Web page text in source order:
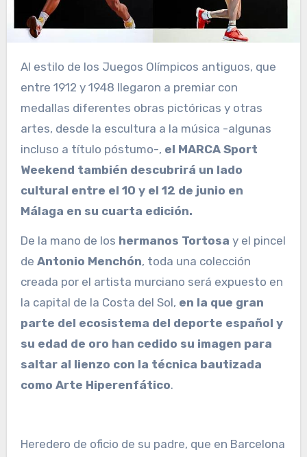
Al estilo de los Juegos Olímpicos antiguos, que
entre 1912 y 1948 llegaron a premiar con
medallas diferentes obras pictóricas y otras
artes, desde la escultura a la música -algunas
incluso a título póstumo-, el MARCA Sport
Weekend también descubrirá un lado
cultural entre el 10 y el 12 de junio en
Málaga en su cuarta edición.
De la mano de los hermanos Tortosa y el pincel
de Antonio Menchón, toda una colección
creada por el artista murciano será expuesto en
la capital de la Costa del Sol, en la que gran
parte del ecosistema del deporte español y
su edad de oro han cedido su imagen para
saltar al lienzo con la técnica bautizada
como Arte Hiperenfático.
Heredero de oficio de su padre, que en Barcelona